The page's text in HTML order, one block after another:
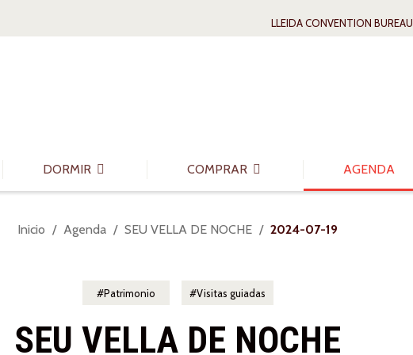
LLEIDA CONVENTION BUREAU
DORMIR COMPRAR AGENDA
Usted
Inicio Agenda SEU VELLA DE NOCHE 2024-07-19
Patrimonio Visitas guiadas
SEU VELLA DE NOCHE